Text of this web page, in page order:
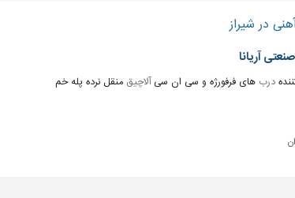
در شیراز
آریانا
درب های فرفورژه و سی ان سیآلاچیق منقل نرده پله خم